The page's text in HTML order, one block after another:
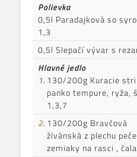
Polievka
0,5l Paradajková so
1,3
0,5l Slepačí vývar s
Hlavné jedlo
1. 130/200g Kuracie
panko tempure, ryža,
1,3,7
2. 130/200g Bravčová
žívánská z plechu
zemiaky na rasci ,